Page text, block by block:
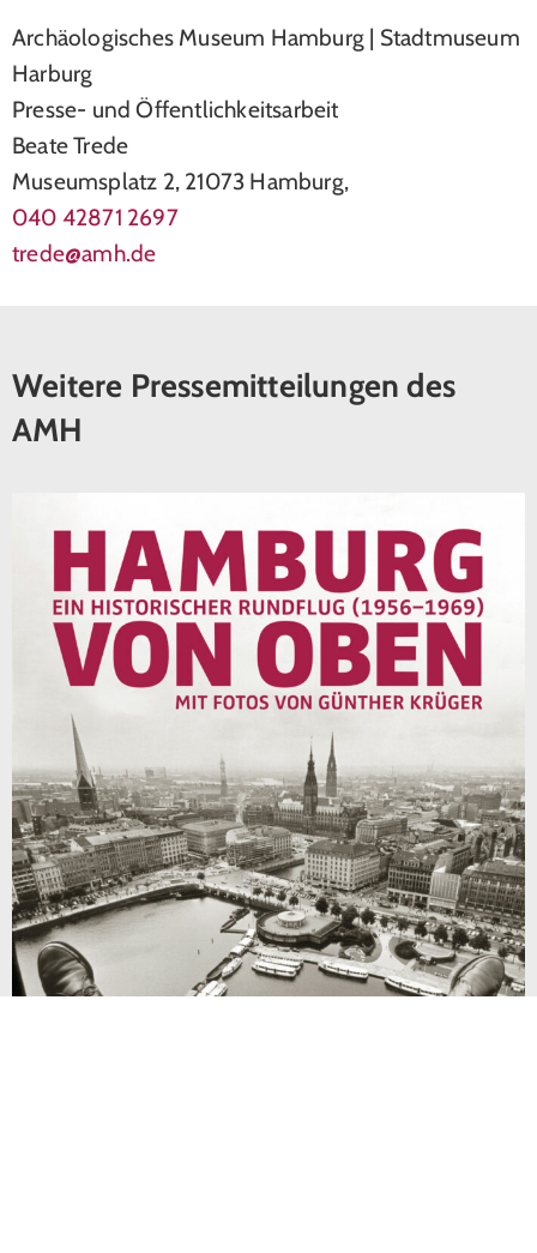
Archäologisches Museum Hamburg | Stadtmuseum
Harburg
Presse- und Öffentlichkeitsarbeit
Beate Trede
Museumsplatz 2, 21073 Hamburg,
040 42871 2697
trede@amh.de
Weitere Pressemitteilungen des
AMH